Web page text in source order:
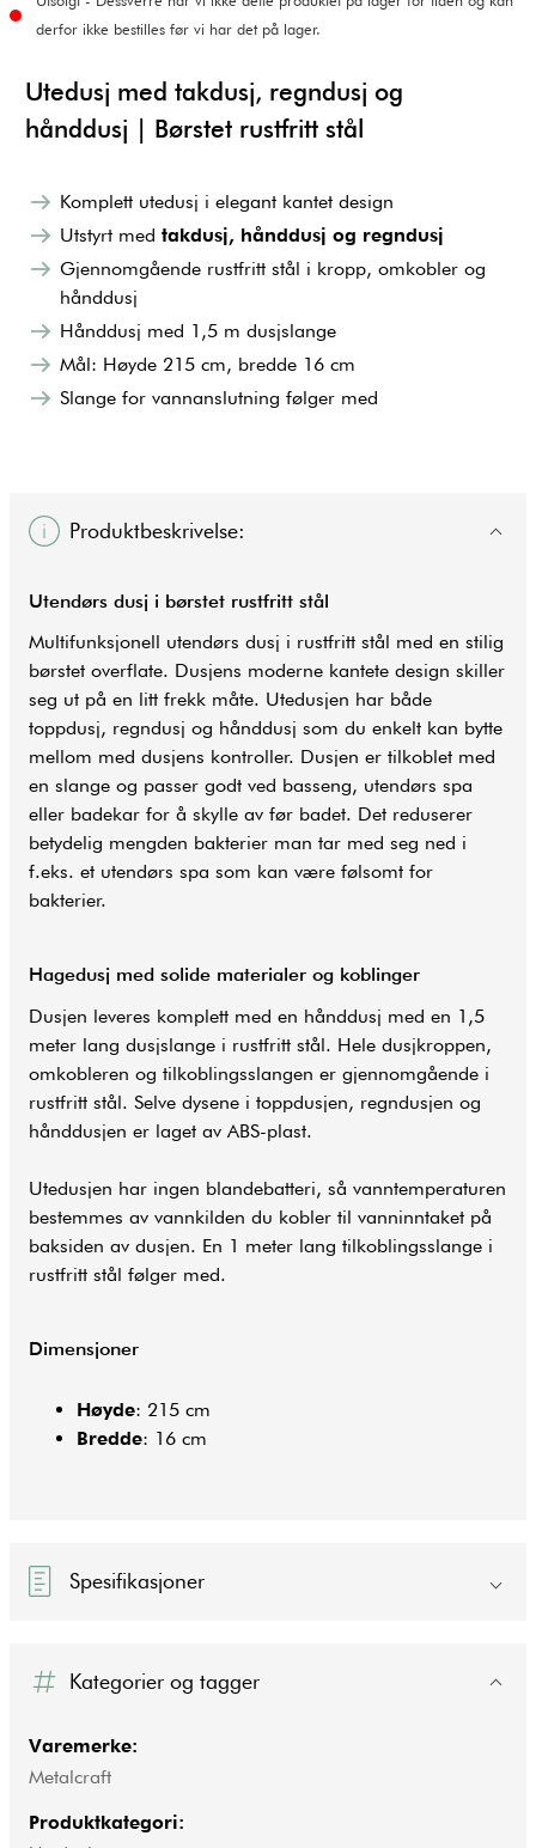
derfor ikke bestilles før vi har det på lager.
Utedusj med takdusj, regndusj og
hånddusj | Børstet rustfritt stål
Komplett utedusj i elegant kantet design
Utstyrt med takdusj, hånddusj og regndusj
Gjennomgående rustfritt stål i kropp, omkobler og
hånddusj
Hånddusj med 1,5 m dusjslange
Mål: Høyde 215 cm, bredde 16 cm
Slange for vannanslutning følger med
Produktbeskrivelse:
Utendørs dusj i børstet rustfritt stål
Multifunksjonell utendørs dusj i rustfritt stål med en stilig
børstet overflate. Dusjens moderne kantete design skiller
seg ut på en litt frekk måte. Utedusjen har både
toppdusj, regndusj og hånddusj som du enkelt kan bytte
mellom med dusjens kontroller. Dusjen er tilkoblet med
en slange og passer godt ved basseng, utendørs spa
eller badekar for å skylle av før badet. Det reduserer
betydelig mengden bakterier man tar med seg ned i
f.eks. et utendørs spa som kan være følsomt for
bakterier.
Hagedusj med solide materialer og koblinger
Dusjen leveres komplett med en hånddusj med en 1,5
meter lang dusjslange i rustfritt stål. Hele dusjkroppen,
omkobleren og tilkoblingsslangen er gjennomgående i
rustfritt stål. Selve dysene i toppdusjen, regndusjen og
hånddusjen er laget av ABS-plast.
Utedusjen har ingen blandebatteri, så vanntemperaturen
bestemmes av vannkilden du kobler til vanninntaket på
baksiden av dusjen. En 1 meter lang tilkoblingsslange i
rustfritt stål følger med.
Dimensjoner
Høyde: 215 cm
Bredde: 16 cm
Spesifikasjoner
Kategorier og tagger
Varemerke:
Metalcraft
Produktkategori: